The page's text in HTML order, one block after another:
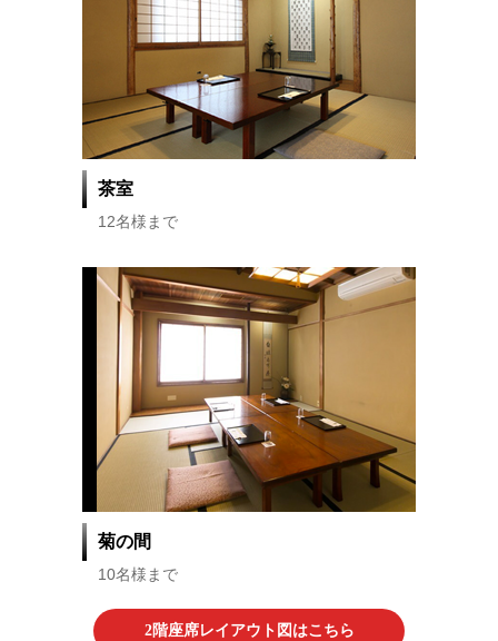
茶室
12名様まで
菊の間
10名様まで
2階座席レイアウト図はこちら